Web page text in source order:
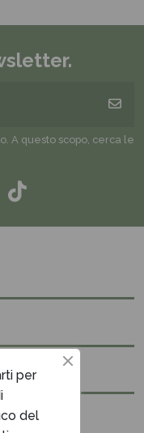
A questo scopo, cerca le
per
del